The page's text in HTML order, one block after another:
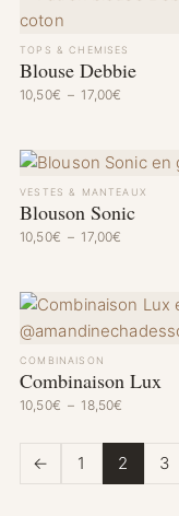
TOPS & CHEMISES
Blouse Debbie
10,50€ – 17,00€
VESTES & MANTEAUX
Blouson Sonic
10,50€ – 17,00€
COMBINAISON
Combinaison Lux
10,50€ – 18,50€
← 1 2 3